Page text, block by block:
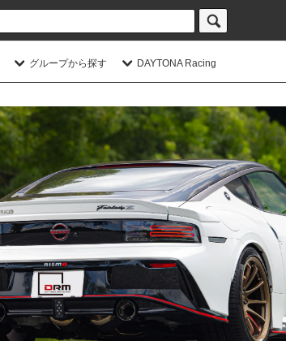
グループから探す DAYTONA Racing